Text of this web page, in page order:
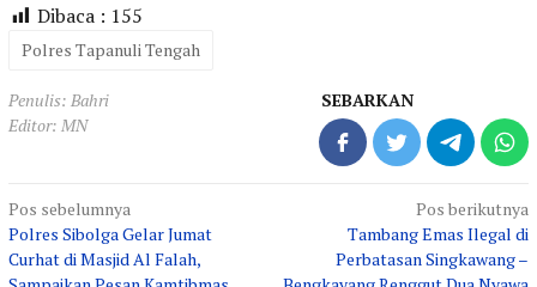
Dibaca : 155
Polres Tapanuli Tengah
Penulis: Bahri
Editor: MN
SEBARKAN
Navigasi
pos
Pos sebelumnya
Polres Sibolga Gelar Jumat
Curhat di Masjid Al Falah,
Pos berikutnya
Tambang Emas Ilegal di
Perbatasan Singkawang –